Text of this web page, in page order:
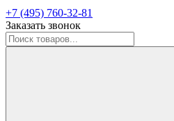
+7 (495) 760-32-81
Заказать звонок